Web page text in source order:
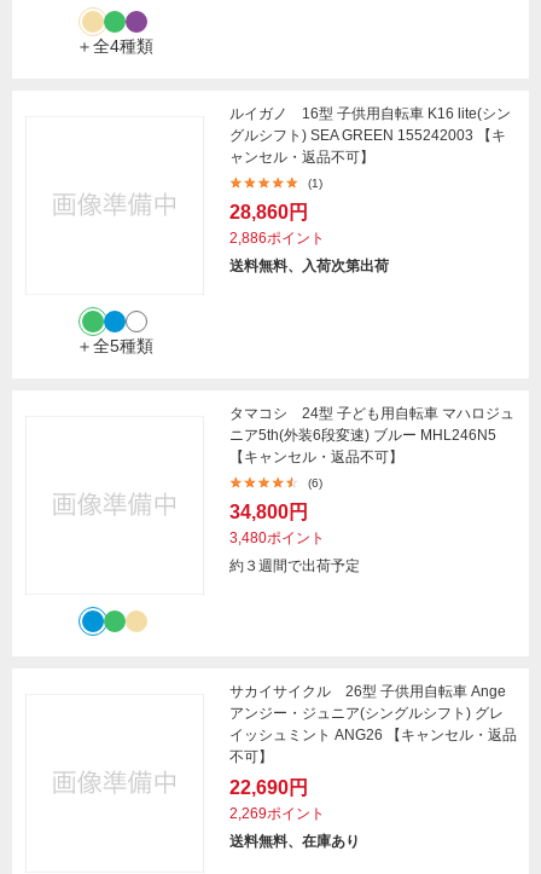
＋全4種類
＋全5種類
ルイガノ 16型 子供用自転車 K16 lite(シン
グルシフト) SEA GREEN 155242003 【キ
ャンセル・返品不可】
(1)
28,860円
2,886ポイント
送料無料、入荷次第出荷
タマコシ 24型 子ども用自転車 マハロジュ
ニア5th(外装6段変速) ブルー MHL246N5
【キャンセル・返品不可】
(6)
34,800円
3,480ポイント
約３週間で出荷予定
サカイサイクル 26型 子供用自転車 Ange
アンジー・ジュニア(シングルシフト) グレ
イッシュミント ANG26 【キャンセル・返品
不可】
22,690円
2,269ポイント
送料無料、在庫あり